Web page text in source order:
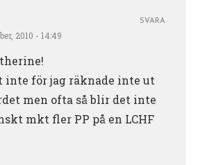
2010 - 14:49
inte för jag räknade inte ut
men ofta så blir det inte
mkt fler PP på en LCHF
SVARA